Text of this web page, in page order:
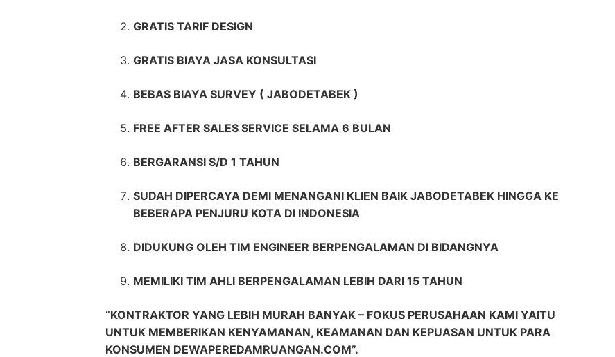
GRATIS TARIF DESIGN
GRATIS BIAYA JASA KONSULTASI
BEBAS BIAYA SURVEY ( JABODETABEK )
FREE AFTER SALES SERVICE SELAMA 6 BULAN
BERGARANSI S/D 1 TAHUN
SUDAH DIPERCAYA DEMI MENANGANI KLIEN BAIK JABODETABEK HINGGA KE
BEBERAPA PENJURU KOTA DI INDONESIA
DIDUKUNG OLEH TIM ENGINEER BERPENGALAMAN DI BIDANGNYA
MEMILIKI TIM AHLI BERPENGALAMAN LEBIH DARI 15 TAHUN
“KONTRAKTOR YANG LEBIH MURAH BANYAK – FOKUS PERUSAHAAN KAMI YAITU
UNTUK MEMBERIKAN KENYAMANAN, KEAMANAN DAN KEPUASAN UNTUK PARA
KONSUMEN DEWAPEREDAMRUANGAN.COM”.